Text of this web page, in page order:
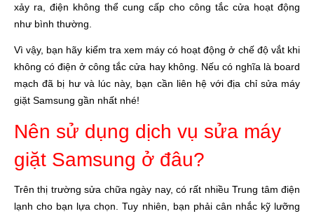
xảy ra, điện không thể cung cấp cho công tắc cửa hoạt động
như bình thường.
Vì vậy, bạn hãy kiểm tra xem máy có hoạt động ở chế độ vắt khi
không có điện ở công tắc cửa hay không. Nếu có nghĩa là board
mạch đã bị hư và lúc này, bạn cần liên hệ với địa chỉ sửa máy
giặt Samsung gần nhất nhé!
Nên sử dụng dịch vụ sửa máy
giặt Samsung ở đâu?
Trên thị trường sửa chữa ngày nay, có rất nhiều Trung tâm điện
lạnh cho bạn lựa chọn. Tuy nhiên, bạn phải cân nhắc kỹ lưỡng